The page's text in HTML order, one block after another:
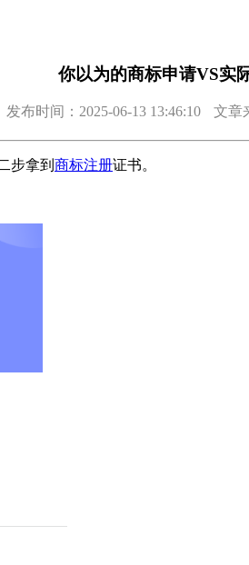
你以为的商标申请VS实
发布时间：2025-06-13 13:46:10 文章
步拿到 商标注册证书。